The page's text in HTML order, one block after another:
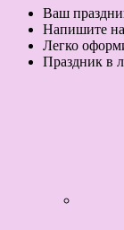
Ваш
Напишите
Легко
Праздник в